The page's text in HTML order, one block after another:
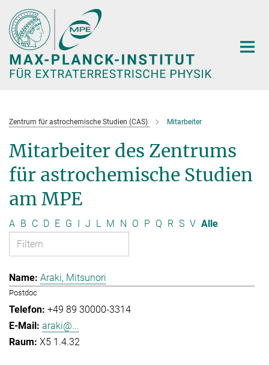
Hauptinhalt
Zentrum für astrochemische Studien (CAS) Mitarbeiter
Mitarbeiter des Zentrums
für astrochemische Studien
am MPE
A B C D E G I J L M N O P Q R S V Alle
Araki, Mitsunori
Postdoc
+49 89 30000-3314
araki@...
X5 1.4.32